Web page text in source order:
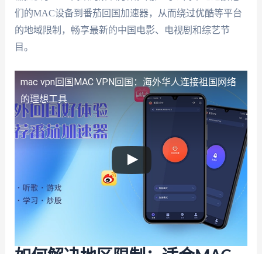
们的MAC设备到番茄回国加速器，从而绕过优酷等平台
的地域限制，畅享最新的中国电影、电视剧和综艺节
目。
mac vpn回国MAC VPN回国：海外华人连接祖国网络
的理想工具